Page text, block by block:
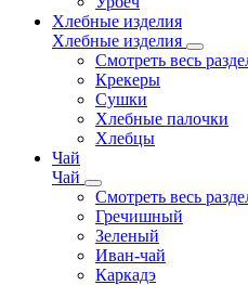
Хлебные изделия
Хлебные изделия
Смотреть весь
Крекеры
Сушки
Хлебные палочки
Хлебцы
Чай
Чай
Смотреть весь
Гречишный
Зеленый
Иван-чай
Каркадэ